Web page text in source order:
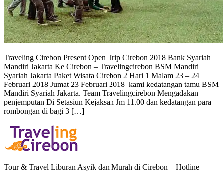
Traveling Cirebon Present Open Trip Cirebon 2018 Bank Syariah
Mandiri Jakarta Ke Cirebon – Travelingcirebon BSM Mandiri
Syariah Jakarta Paket Wisata Cirebon 2 Hari 1 Malam 23 – 24
Februari 2018 Jumat 23 Februari 2018 kami kedatangan tamu BSM
Mandiri Syariah Jakarta. Team Travelingcirebon Mengadakan
penjemputan Di Setasiun Kejaksan Jm 11.00 dan kedatangan para
rombongan di bagi 3 […]
Tour & Travel Liburan Asyik dan Murah di Cirebon – Hotline